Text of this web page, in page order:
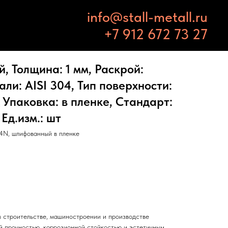
info@stall-metall.ru
+7 912 672 73 27
Толщина: 1 мм, Раскрой:
AISI 304, Тип поверхности:
в пленке, Стандарт:
шт
шлифованный в пленке
машиностроении и производстве